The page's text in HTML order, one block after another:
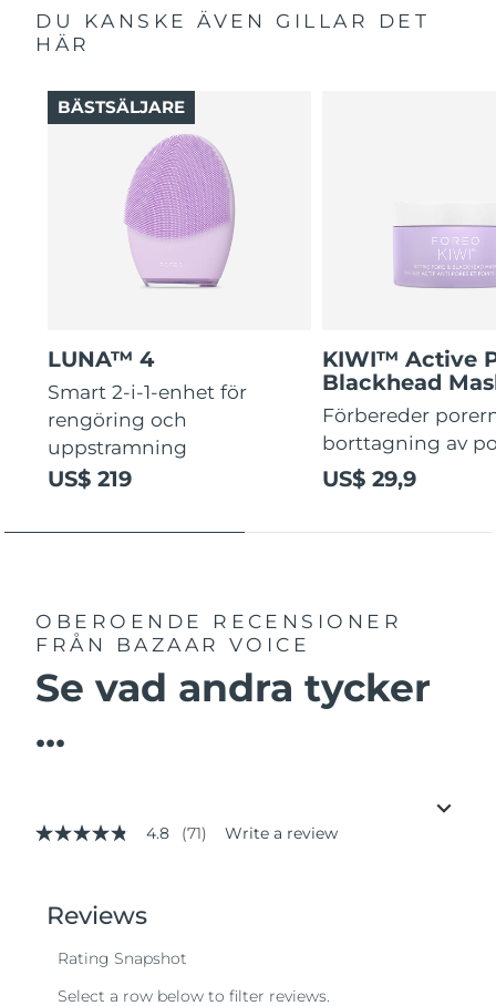
DU KANSKE ÄVEN GILLAR DET
HÄR
LUNA™ 4
Smart 2-i-1-enhet för
rengöring och
uppstramning
US$ 219
BÄSTSÄLJARE
KIWI™ Active
Blackhead
Förbereder
borttagning av
US$ 29,9
OBEROENDE RECENSIONER
FRÅN BAZAAR VOICE
Se vad andra tycker
...
4.8
stars,
average
value.
4.8 (71) Write a review